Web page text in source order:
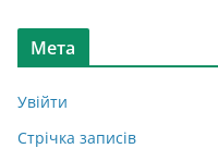
Мета
Увійти
Стрічка записів